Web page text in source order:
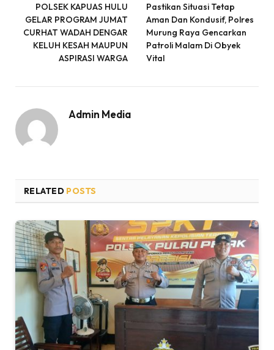
POLSEK KAPUAS HULU
GELAR PROGRAM JUMAT
CURHAT WADAH DENGAR
KELUH KESAH MAUPUN
ASPIRASI WARGA
Pastikan Situasi Tetap
Aman Dan Kondusif, Polres
Murung Raya Gencarkan
Patroli Malam Di Obyek
Vital
Admin Media
RELATED POSTS